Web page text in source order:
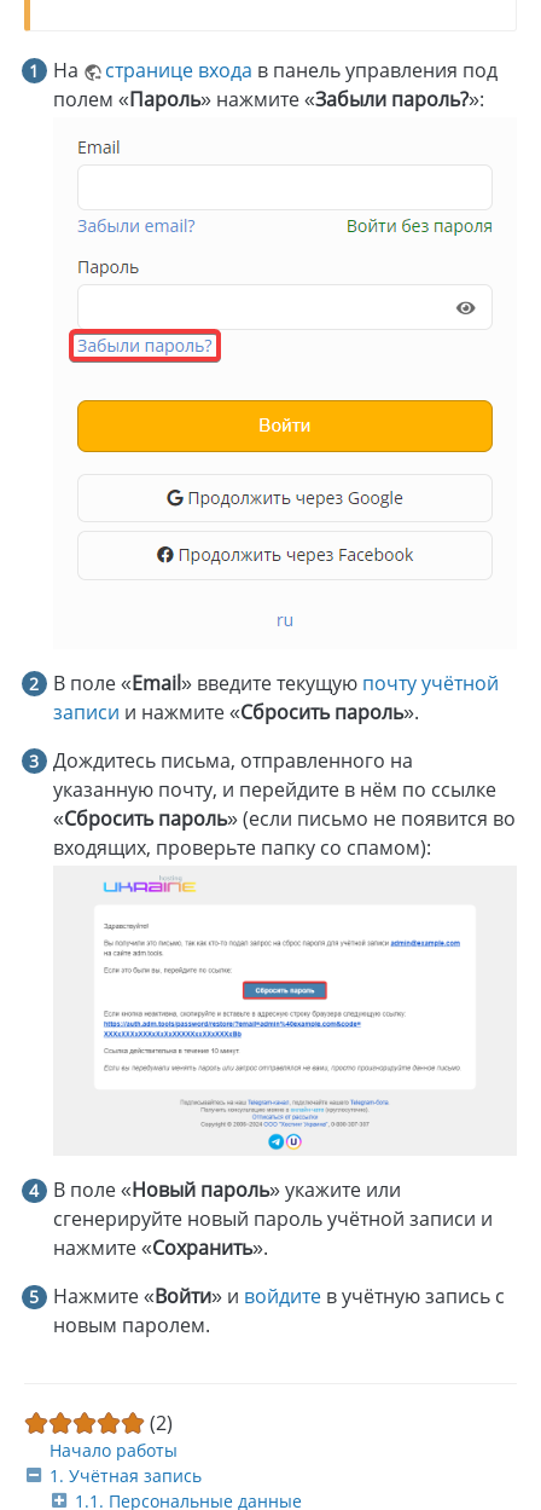
Начало работы
1. Учётная запись
1.1. Персональные данные
На странице входа в панель управления под
полем «Пароль» нажмите «Забыли пароль?»:
В поле «Email» введите текущую почту учётной
записи и нажмите «Сбросить пароль».
Дождитесь письма, отправленного на
указанную почту, и перейдите в нём по ссылке
«Сбросить пароль» (если письмо не появится во
входящих, проверьте папку со спамом):
В поле «Новый пароль» укажите или
сгенерируйте новый пароль учётной записи и
нажмите «Сохранить».
Нажмите «Войти» и войдите в учётную запись с
новым паролем.
(2)